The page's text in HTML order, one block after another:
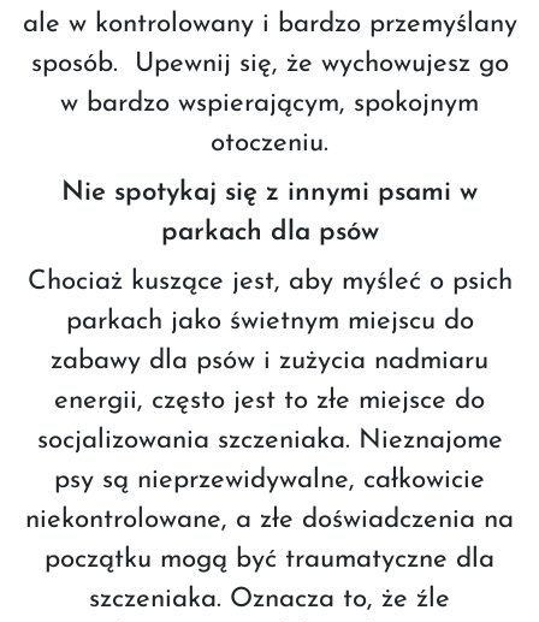
ale w kontrolowany i bardzo przemyślany
sposób. Upewnij się, że wychowujesz go
w bardzo wspierającym, spokojnym
otoczeniu.
Nie spotykaj się z innymi psami w
parkach dla psów
Chociaż kuszące jest, aby myśleć o psich
parkach jako świetnym miejscu do
zabawy dla psów i zużycia nadmiaru
energii, często jest to złe miejsce do
socjalizowania szczeniaka. Nieznajome
psy są nieprzewidywalne, całkowicie
niekontrolowane, a złe doświadczenia na
początku mogą być traumatyczne dla
szczeniaka. Oznacza to, że źle